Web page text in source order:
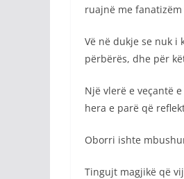
ruajnë me
Vë në dukje se nuk
përbërës, dhe për
Një vlerë e veçantë
hera e parë që
Oborri ishte
Tingujt magjikë që